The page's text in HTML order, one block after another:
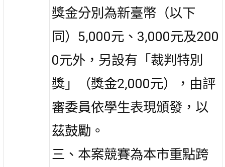
獎金分別為新臺幣（以下
同）5,000元、3,000元及200
0元外，另設有「裁判特別
獎」（獎金2,000元），由評
審委員依學生表現頒發，以
茲鼓勵。
三、本案競賽為本市重點跨